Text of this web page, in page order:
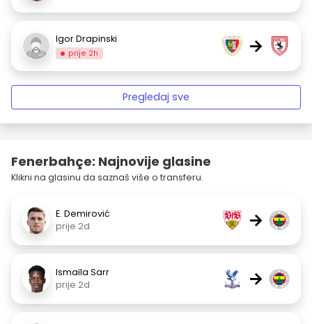
Igor Drapinski
prije 2h →
Pregledaj sve
Fenerbahçe: Najnovije glasine
Klikni na glasinu da saznaš više o transferu.
E. Demirović
prije 2d
→
Ismaïla Sarr
prije 2d
→